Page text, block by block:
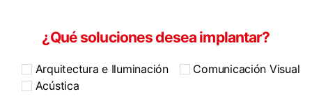
¿Qué soluciones desea implantar?
Arquitectura e Iluminación
Comunicación Visual
Acústica